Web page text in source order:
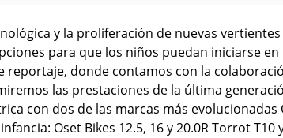
y la proliferación de nuevas
para que los niños puedan iniciarse
reportaje, donde contamos con la
las prestaciones de la última
con dos de las marcas más
Oset Bikes 12.5, 16 y 20.0R Torrot T10